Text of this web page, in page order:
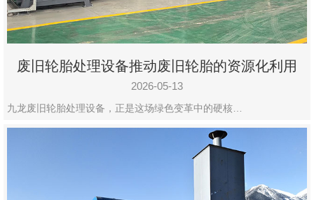
废旧轮胎处理设备推动废旧轮胎的资源化利用
2026-05-13
九龙废旧轮胎处理设备，正是这场绿色变革中的硬核…